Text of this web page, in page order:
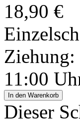
18,90 €
11:00
In den Warenkorb
Dieser